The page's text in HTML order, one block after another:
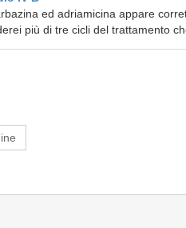
ed adriamicina appare
più di tre cicli del trattamento